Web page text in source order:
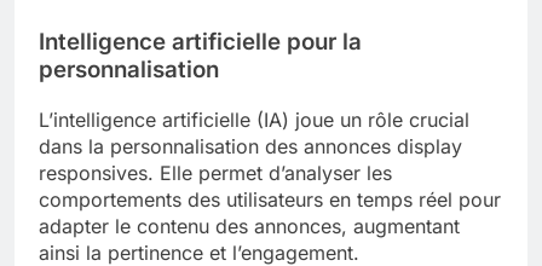
Intelligence artificielle pour la
personnalisation
L’intelligence artificielle (IA) joue un rôle crucial
dans la personnalisation des annonces display
responsives. Elle permet d’analyser les
comportements des utilisateurs en temps réel pour
adapter le contenu des annonces, augmentant
ainsi la pertinence et l’engagement.